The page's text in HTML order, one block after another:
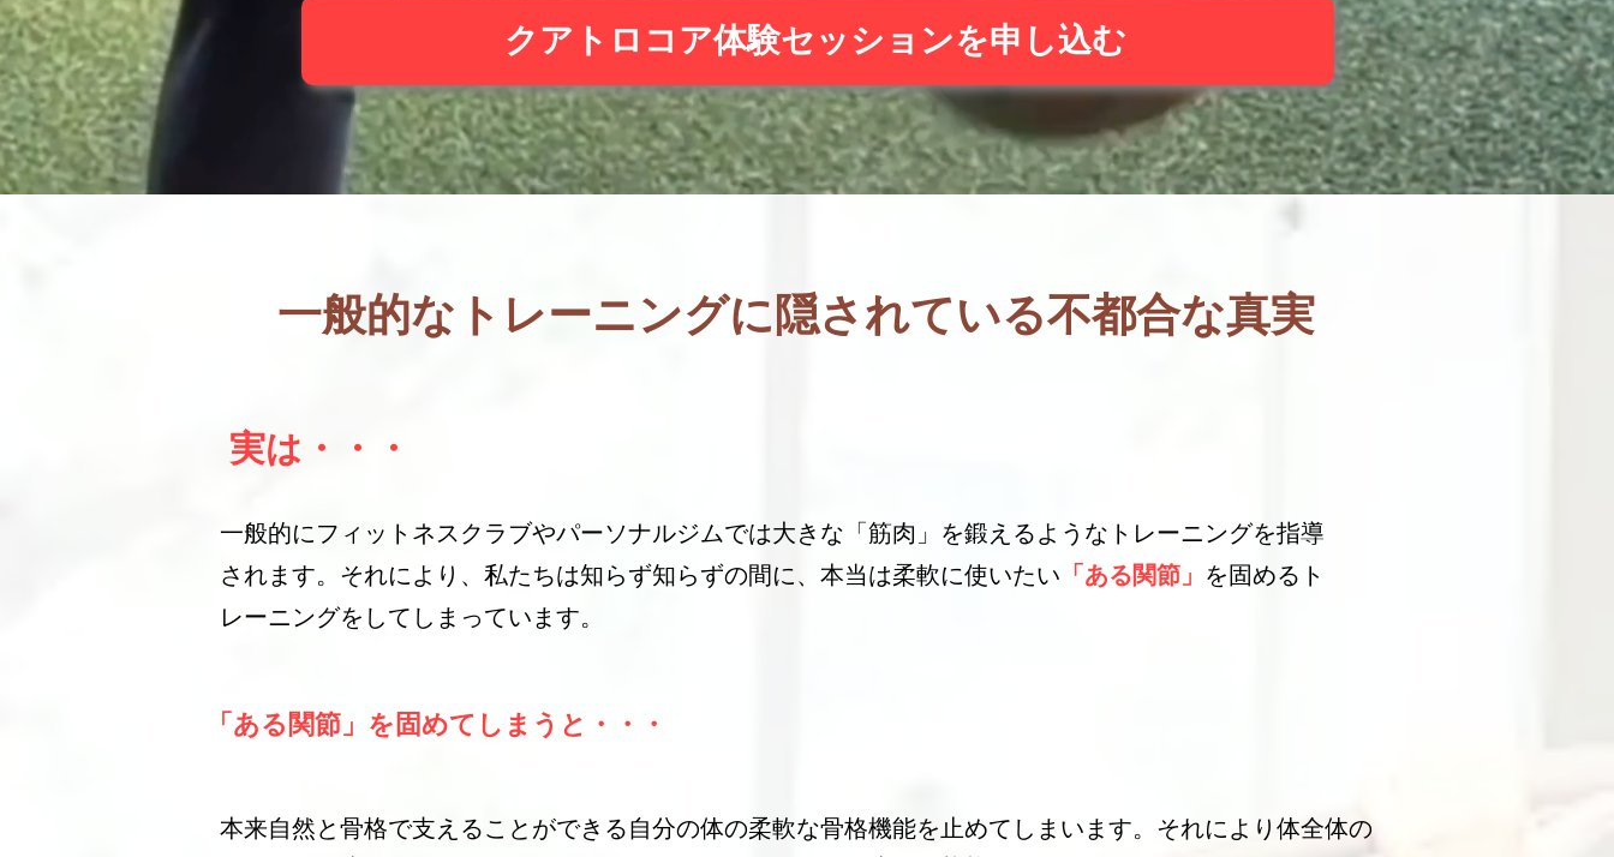
クアトロコア体験セッションを申し込む
​一般的なトレーニングに隠されている不都合な真実
実は・・・
一般的にフィットネスクラブやパーソナルジムでは大きな「筋肉」を鍛えるようなトレーニングを指導
されます。それにより、私たちは知らず知らずの間に、本当は柔軟に使いたい 「ある関節」 を固めるト
レーニングをしてしまっています。
「ある関節」を固めてしまうと・・・
本来自然と骨格で支えることができる自分の体の柔軟な骨格機能を止めてしまいます。それにより体全体の